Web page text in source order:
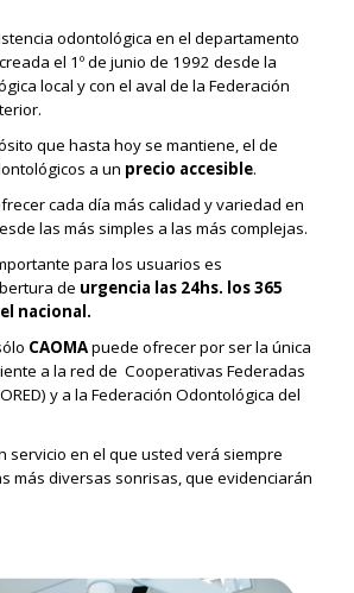
odontológica en el departamento
el 1º de junio de 1992 desde la
local y con el aval de la Federación
que hasta hoy se mantiene, el de
a un precio accesible.
cada día más calidad y variedad en
las más simples a las más complejas.
para los usuarios es
de urgencia las 24hs. los 365
nacional.
CAOMApuede ofrecer por ser la única
a la red de Cooperativas Federadas
y a la Federación Odontológica del
servicio en el que usted verá siempre
más diversas sonrisas, que evidenciarán